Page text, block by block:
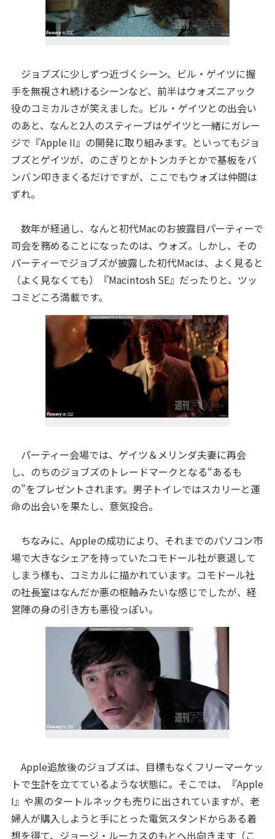
ジョブズに少しずつ近づくシーン、ビル・ゲイツに握
手を無視され続けるシーンなど、前半はウォズニアック
役のコミカルさが笑えました。ビル・ゲイツとの出会い
のあと、なんと2人のスティーブはゲイツと一緒にガレー
ジで『Apple II』の開発に取り組みます。といってもジョ
ブズとゲイツが、のこぎりとかトンカチとかで基板をバ
ンバン叩きまくるだけですが、ここでもウォズは仲間は
ずれ。
数年が経過し、なんと初代Macのお披露目パーティーで
司会を務めることになったのは、ウォズ。しかし、その
パーティーでジョブズが披露した初代Macは、よく見ると
（よく見なくても）『Macintosh SE』だったりと、ツッ
コミどころ満載です。
パーティー会場では、ゲイツ＆メリンダ夫妻に再会
し、のちのジョブズのトレードマークとなる“あるも
の”をプレゼントされます。男子トイレではスカリーと運
命の出会いを果たし、意気投合。
ちなみに、Appleの成功により、それまでのパソコン市
場で大きなシェアを持っていたコモドール社が衰退して
しまう様も、コミカルに描かれています。コモドール社
の社長室はなんだか悪の枢軸みたいな感じでしたが、経
営陣の身の引き方も悪役っぽい。
Apple追放後のジョブズは、目標もなくフリーマーケッ
トで生計を立てているような状態に。そこでは、『Apple
I』や黒のタートルネックも売りに出されていますが、老
婦人が購入しようと手にとった電気スタンドからある着
想を得て、ジョージ・ルーカスのもとへ出向きます（こ